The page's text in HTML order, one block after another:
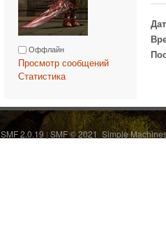
Оффлайн
Просмотр сообщений
Статистика
SMF 2.0.19 | SMF © 2021 Simple